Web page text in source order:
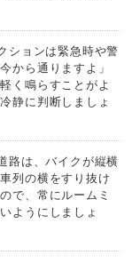
ションは緊急時や警
から通りますよ」
く鳴らすことがよ
静に判断しましょ
路は、バイクが縦横
列の横をすり抜け
で、常にルームミ
ようにしましょ